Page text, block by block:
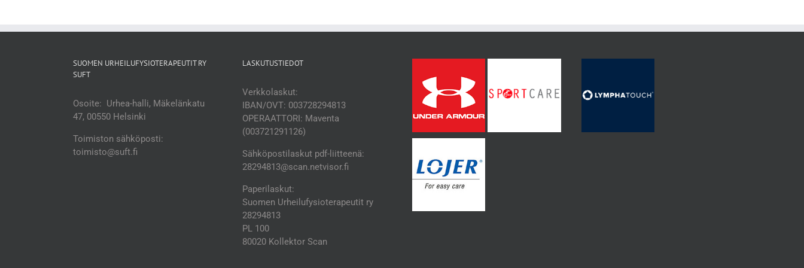
SUOMEN URHEILUFYSIOTERAPEUTIT RY
SUFT
Osoite: Urhea-halli, Mäkelänkatu
47, 00550 Helsinki
Toimiston sähköposti:
toimisto@suft.fi
LASKUTUSTIEDOT
Verkkolaskut:
IBAN/OVT: 003728294813
OPERAATTORI: Maventa
(003721291126)
Sähköpostilaskut pdf-liitteenä:
28294813@scan.netvisor.fi
Paperilaskut:
Suomen Urheilufysioterapeutit ry
28294813
PL 100
80020 Kollektor Scan